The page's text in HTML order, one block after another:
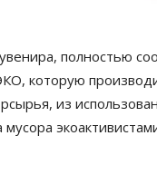
полностью
которую
из
мусора